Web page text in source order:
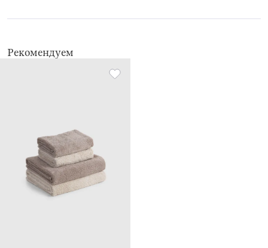
Рекомендуем